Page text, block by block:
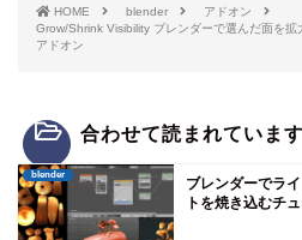
HOME blender
アドオン
Grow/Shrink Visibility ブレンダーで選んだ面を
アドオン
合わせて読まれています
blender
ブレンダーでラ
トを焼き込むチ